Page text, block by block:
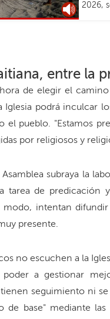
2026,
entre la
hora de elegir el
Iglesia podrá inculcar
el pueblo. "Estamos
por religiosos y
subraya la
tarea de
modo, intentan
presente.
no escuchen a la
a gestionar
seguimiento ni
de base" mediante